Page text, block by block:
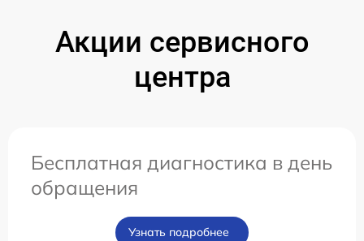
Акции сервисного
центра
Бесплатная диагностика в день
обращения
Узнать подробнее